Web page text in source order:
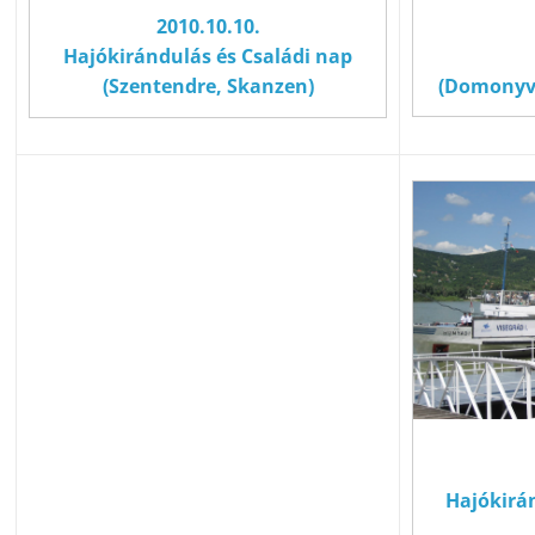
2010.10.10.
Hajókirándulás és Családi nap
(Szentendre, Skanzen)